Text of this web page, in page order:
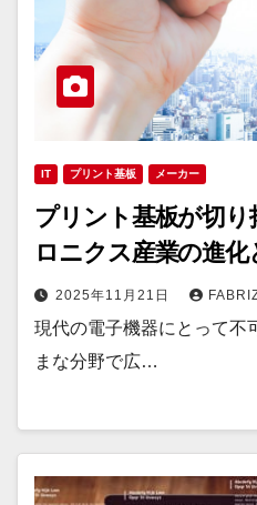
IT プリント基板 メーカー
プリント基板が切
ロニクス産業の進
2025年11月21日
現代の電子機器にとって不
まな分野で広…